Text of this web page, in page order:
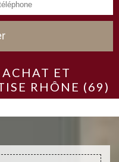
ACHAT ET
RHÔNE (69)